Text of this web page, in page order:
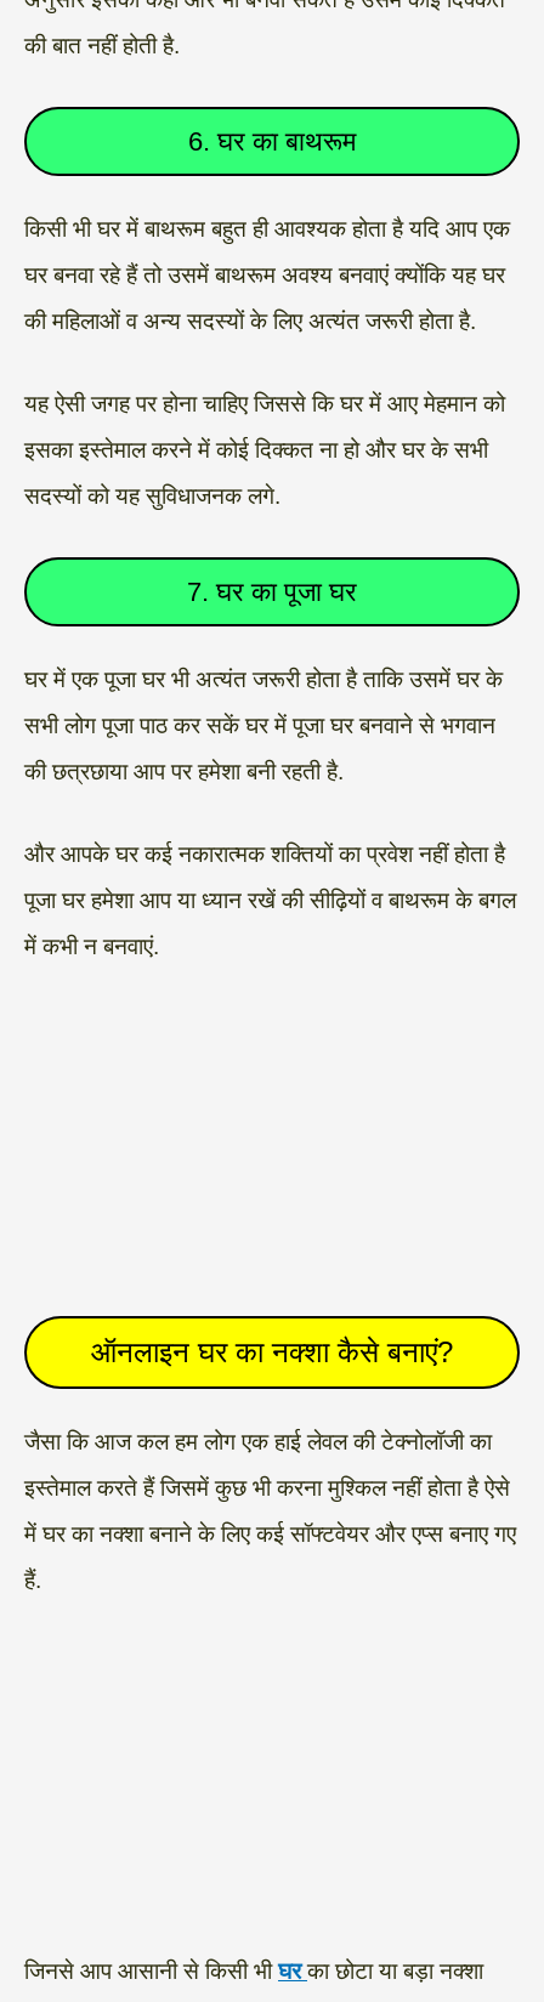
की बात नहीं होती है.
6. घर का बाथरूम
किसी भी घर में बाथरूम बहुत ही आवश्यक होता है यदि आप एक
घर बनवा रहे हैं तो उसमें बाथरूम अवश्य बनवाएं क्योंकि यह घर
की महिलाओं व अन्य सदस्यों के लिए अत्यंत जरूरी होता है.
यह ऐसी जगह पर होना चाहिए जिससे कि घर में आए मेहमान को
इसका इस्तेमाल करने में कोई दिक्कत ना हो और घर के सभी
सदस्यों को यह सुविधाजनक लगे.
7. घर का पूजा घर
घर में एक पूजा घर भी अत्यंत जरूरी होता है ताकि उसमें घर के
सभी लोग पूजा पाठ कर सकें घर में पूजा घर बनवाने से भगवान
की छत्रछाया आप पर हमेशा बनी रहती है.
और आपके घर कई नकारात्मक शक्तियों का प्रवेश नहीं होता है
पूजा घर हमेशा आप या ध्यान रखें की सीढ़ियों व बाथरूम के बगल
में कभी न बनवाएं.
ऑनलाइन घर का नक्शा कैसे बनाएं?
जैसा कि आज कल हम लोग एक हाई लेवल की टेक्नोलॉजी का
इस्तेमाल करते हैं जिसमें कुछ भी करना मुश्किल नहीं होता है ऐसे
में घर का नक्शा बनाने के लिए कई सॉफ्टवेयर और एप्स बनाए गए
हैं.
जिनसे आप आसानी से किसी भीघरका छोटा या बड़ा नक्शा